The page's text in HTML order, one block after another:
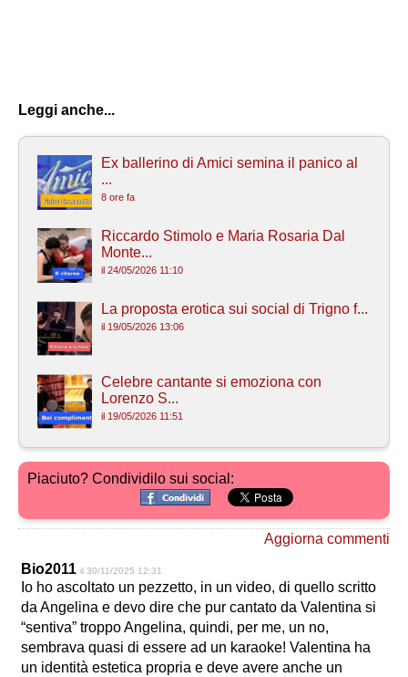
Leggi anche...
Ex ballerino di Amici semina il panico al
...
8 ore fa
Riccardo Stimolo e Maria Rosaria Dal
Monte...
il 24/05/2026 11:10
La proposta erotica sui social di Trigno f...
il 19/05/2026 13:06
Celebre cantante si emoziona con
Lorenzo S...
il 19/05/2026 11:51
Piaciuto? Condividilo sui social:
Aggiorna commenti
Bio2011 il 30/11/2025 12:31
Io ho ascoltato un pezzetto, in un video, di quello scritto
da Angelina e devo dire che pur cantato da Valentina si
“sentiva” troppo Angelina, quindi, per me, un no,
sembrava quasi di essere ad un karaoke! Valentina ha
un identità estetica propria e deve avere anche un